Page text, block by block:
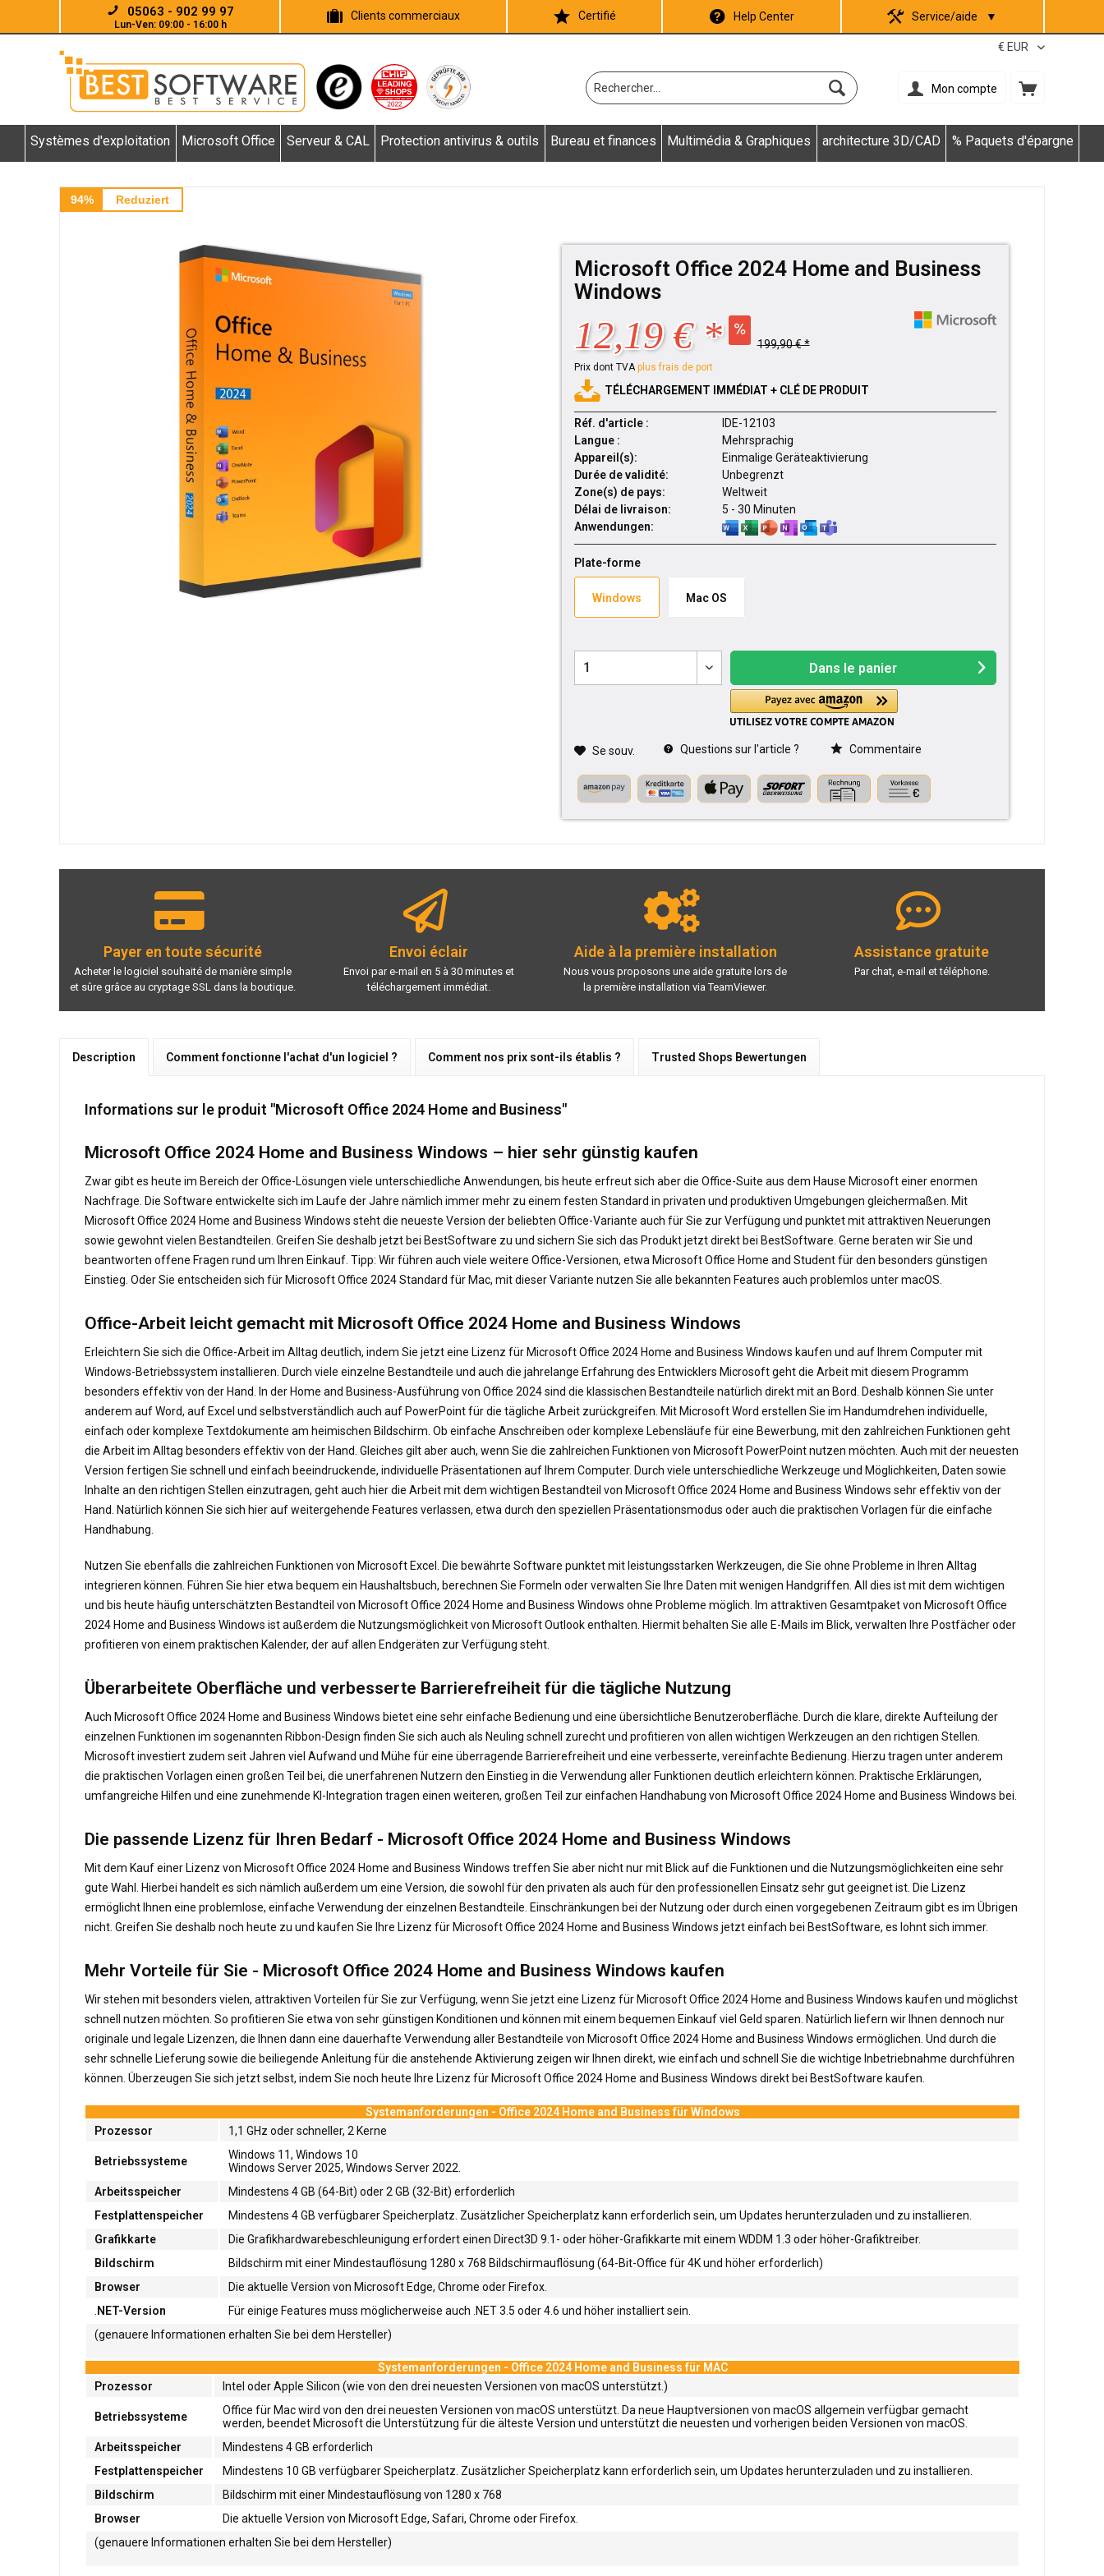
05063 - 902 99 97
Lun-Ven: 09:00 - 16:00 h
Clients commerciaux Certifié Help Center Service/aide ▼
Mon compte
Systèmes d'exploitation Microsoft Office Serveur & CAL Protection antivirus & outils Bureau et finances Multimédia & Graphiques architecture 3D/CAD % Paquets d'épargne
94% Reduziert
Microsoft Office 2024 Home and Business
Windows
12,19 € * 199,90 € *
Prix dont TVAplus frais de port
TÉLÉCHARGEMENT IMMÉDIAT + CLÉ DE PRODUIT
Réf. d'article :
IDE-12103
Langue :
Mehrsprachig
Appareil(s):
Einmalige Geräteaktivierung
Durée de validité:
Unbegrenzt
Zone(s) de pays:
Weltweit
Délai de livraison:
5 - 30 Minuten
Anwendungen:
Plate-forme
Windows Mac OS
Dans le panier
Se souv. Questions sur l'article ? Commentaire
Payer en toute sécurité
Acheter le logiciel souhaité de manière simple
et sûre grâce au cryptage SSL dans la boutique.
Envoi éclair
Envoi par e-mail en 5 à 30 minutes et
téléchargement immédiat.
Aide à la première installation
Nous vous proposons une aide gratuite lors de
la première installation via TeamViewer.
Assistance gratuite
Par chat, e-mail et téléphone.
Description Comment fonctionne l'achat d'un logiciel ? Comment nos prix sont-ils établis ? Trusted Shops Bewertungen
Informations sur le produit "Microsoft Office 2024 Home and Business"
Microsoft Office 2024 Home and Business Windows – hier sehr günstig kaufen
Zwar gibt es heute im Bereich der Office-Lösungen viele unterschiedliche Anwendungen, bis heute erfreut sich aber die Office-Suite aus dem Hause Microsoft einer enormen
Nachfrage. Die Software entwickelte sich im Laufe der Jahre nämlich immer mehr zu einem festen Standard in privaten und produktiven Umgebungen gleichermaßen. Mit
Microsoft Office 2024 Home and Business Windows steht die neueste Version der beliebten Office-Variante auch für Sie zur Verfügung und punktet mit attraktiven Neuerungen
sowie gewohnt vielen Bestandteilen. Greifen Sie deshalb jetzt bei BestSoftware zu und sichern Sie sich das Produkt jetzt direkt bei BestSoftware. Gerne beraten wir Sie und
beantworten offene Fragen rund um Ihren Einkauf. Tipp: Wir führen auch viele weitere Office-Versionen, etwa Microsoft Office Home and Student für den besonders günstigen
Einstieg. Oder Sie entscheiden sich für Microsoft Office 2024 Standard für Mac, mit dieser Variante nutzen Sie alle bekannten Features auch problemlos unter macOS.
Office-Arbeit leicht gemacht mit Microsoft Office 2024 Home and Business Windows
Erleichtern Sie sich die Office-Arbeit im Alltag deutlich, indem Sie jetzt eine Lizenz für Microsoft Office 2024 Home and Business Windows kaufen und auf Ihrem Computer mit
Windows-Betriebssystem installieren. Durch viele einzelne Bestandteile und auch die jahrelange Erfahrung des Entwicklers Microsoft geht die Arbeit mit diesem Programm
besonders effektiv von der Hand. In der Home and Business-Ausführung von Office 2024 sind die klassischen Bestandteile natürlich direkt mit an Bord. Deshalb können Sie unter
anderem auf Word, auf Excel und selbstverständlich auch auf PowerPoint für die tägliche Arbeit zurückgreifen. Mit Microsoft Word erstellen Sie im Handumdrehen individuelle,
einfach oder komplexe Textdokumente am heimischen Bildschirm. Ob einfache Anschreiben oder komplexe Lebensläufe für eine Bewerbung, mit den zahlreichen Funktionen geht
die Arbeit im Alltag besonders effektiv von der Hand. Gleiches gilt aber auch, wenn Sie die zahlreichen Funktionen von Microsoft PowerPoint nutzen möchten. Auch mit der neuesten
Version fertigen Sie schnell und einfach beeindruckende, individuelle Präsentationen auf Ihrem Computer. Durch viele unterschiedliche Werkzeuge und Möglichkeiten, Daten sowie
Inhalte an den richtigen Stellen einzutragen, geht auch hier die Arbeit mit dem wichtigen Bestandteil von Microsoft Office 2024 Home and Business Windows sehr effektiv von der
Hand. Natürlich können Sie sich hier auf weitergehende Features verlassen, etwa durch den speziellen Präsentationsmodus oder auch die praktischen Vorlagen für die einfache
Handhabung.
Nutzen Sie ebenfalls die zahlreichen Funktionen von Microsoft Excel. Die bewährte Software punktet mit leistungsstarken Werkzeugen, die Sie ohne Probleme in Ihren Alltag
integrieren können. Führen Sie hier etwa bequem ein Haushaltsbuch, berechnen Sie Formeln oder verwalten Sie Ihre Daten mit wenigen Handgriffen. All dies ist mit dem wichtigen
und bis heute häufig unterschätzten Bestandteil von Microsoft Office 2024 Home and Business Windows ohne Probleme möglich. Im attraktiven Gesamtpaket von Microsoft Office
2024 Home and Business Windows ist außerdem die Nutzungsmöglichkeit von Microsoft Outlook enthalten. Hiermit behalten Sie alle E-Mails im Blick, verwalten Ihre Postfächer oder
profitieren von einem praktischen Kalender, der auf allen Endgeräten zur Verfügung steht.
Überarbeitete Oberfläche und verbesserte Barrierefreiheit für die tägliche Nutzung
Auch Microsoft Office 2024 Home and Business Windows bietet eine sehr einfache Bedienung und eine übersichtliche Benutzeroberfläche. Durch die klare, direkte Aufteilung der
einzelnen Funktionen im sogenannten Ribbon-Design finden Sie sich auch als Neuling schnell zurecht und profitieren von allen wichtigen Werkzeugen an den richtigen Stellen.
Microsoft investiert zudem seit Jahren viel Aufwand und Mühe für eine überragende Barrierefreiheit und eine verbesserte, vereinfachte Bedienung. Hierzu tragen unter anderem
die praktischen Vorlagen einen großen Teil bei, die unerfahrenen Nutzern den Einstieg in die Verwendung aller Funktionen deutlich erleichtern können. Praktische Erklärungen,
umfangreiche Hilfen und eine zunehmende KI-Integration tragen einen weiteren, großen Teil zur einfachen Handhabung von Microsoft Office 2024 Home and Business Windows bei.
Die passende Lizenz für Ihren Bedarf - Microsoft Office 2024 Home and Business Windows
Mit dem Kauf einer Lizenz von Microsoft Office 2024 Home and Business Windows treffen Sie aber nicht nur mit Blick auf die Funktionen und die Nutzungsmöglichkeiten eine sehr
gute Wahl. Hierbei handelt es sich nämlich außerdem um eine Version, die sowohl für den privaten als auch für den professionellen Einsatz sehr gut geeignet ist. Die Lizenz
ermöglicht Ihnen eine problemlose, einfache Verwendung der einzelnen Bestandteile. Einschränkungen bei der Nutzung oder durch einen vorgegebenen Zeitraum gibt es im Übrigen
nicht. Greifen Sie deshalb noch heute zu und kaufen Sie Ihre Lizenz für Microsoft Office 2024 Home and Business Windows jetzt einfach bei BestSoftware, es lohnt sich immer.
Mehr Vorteile für Sie - Microsoft Office 2024 Home and Business Windows kaufen
Wir stehen mit besonders vielen, attraktiven Vorteilen für Sie zur Verfügung, wenn Sie jetzt eine Lizenz für Microsoft Office 2024 Home and Business Windows kaufen und möglichst
schnell nutzen möchten. So profitieren Sie etwa von sehr günstigen Konditionen und können mit einem bequemen Einkauf viel Geld sparen. Natürlich liefern wir Ihnen dennoch nur
originale und legale Lizenzen, die Ihnen dann eine dauerhafte Verwendung aller Bestandteile von Microsoft Office 2024 Home and Business Windows ermöglichen. Und durch die
sehr schnelle Lieferung sowie die beiliegende Anleitung für die anstehende Aktivierung zeigen wir Ihnen direkt, wie einfach und schnell Sie die wichtige Inbetriebnahme durchführen
können. Überzeugen Sie sich jetzt selbst, indem Sie noch heute Ihre Lizenz für Microsoft Office 2024 Home and Business Windows direkt bei BestSoftware kaufen.
Systemanforderungen - Office 2024 Home and Business für Windows
Prozessor
1,1 GHz oder schneller, 2 Kerne
Betriebssysteme
Windows 11, Windows 10
Windows Server 2025, Windows Server 2022.
Arbeitsspeicher
Mindestens 4 GB (64-Bit) oder 2 GB (32-Bit) erforderlich
Festplattenspeicher
Mindestens 4 GB verfügbarer Speicherplatz. Zusätzlicher Speicherplatz kann erforderlich sein, um Updates herunterzuladen und zu installieren.
Grafikkarte
Die Grafikhardwarebeschleunigung erfordert einen Direct3D 9.1- oder höher-Grafikkarte mit einem WDDM 1.3 oder höher-Grafiktreiber.
Bildschirm
Bildschirm mit einer Mindestauflösung 1280 x 768 Bildschirmauflösung (64-Bit-Office für 4K und höher erforderlich)
Browser
Die aktuelle Version von Microsoft Edge, Chrome oder Firefox.
NET-Version
Für einige Features muss möglicherweise auch .NET 3.5 oder 4.6 und höher installiert sein.
(genauere Informationen erhalten Sie bei dem Hersteller)
Systemanforderungen - Office 2024 Home and Business für MAC
Prozessor
Intel oder Apple Silicon (wie von den drei neuesten Versionen von macOS unterstützt.)
Betriebssysteme
Office für Mac wird von den drei neuesten Versionen von macOS unterstützt. Da neue Hauptversionen von macOS allgemein verfügbar gemacht
werden, beendet Microsoft die Unterstützung für die älteste Version und unterstützt die neuesten und vorherigen beiden Versionen von macOS.
Arbeitsspeicher
Mindestens 4 GB erforderlich
Festplattenspeicher
Mindestens 10 GB verfügbarer Speicherplatz. Zusätzlicher Speicherplatz kann erforderlich sein, um Updates herunterzuladen und zu installieren.
Bildschirm
Bildschirm mit einer Mindestauflösung von 1280 x 768
Browser
Die aktuelle Version von Microsoft Edge, Safari, Chrome oder Firefox.
(genauere Informationen erhalten Sie bei dem Hersteller)